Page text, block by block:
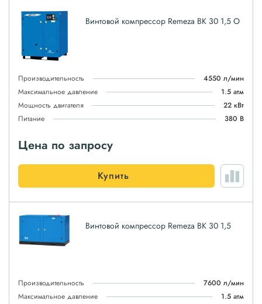
Винтовой компрессор Remeza ВК 30 1,5 О
Производительность
4550 л/мин
Максимальное давление
1.5 атм
Мощность двигателя
22 кВт
Питание
380 В
Цена по запросу
Купить
Винтовой компрессор Remeza ВК 30 1,5
Производительность
7600 л/мин
Максимальное давление
1.5 атм